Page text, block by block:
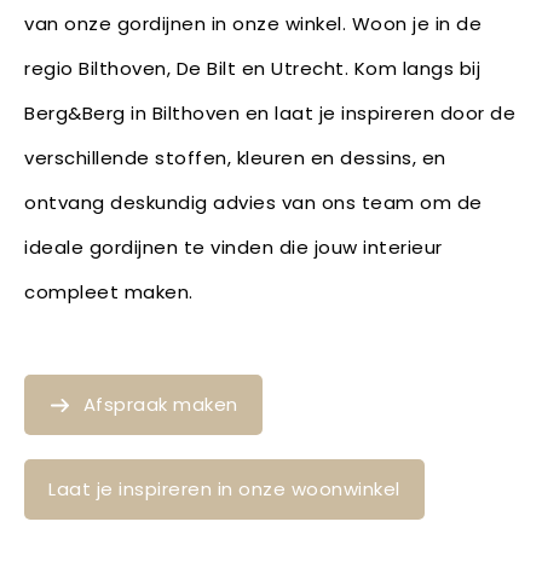
van onze gordijnen in onze winkel. Woon je in de
regio Bilthoven, De Bilt en Utrecht. Kom langs bij
Berg&Berg in Bilthoven en laat je inspireren door de
verschillende stoffen, kleuren en dessins, en
ontvang deskundig advies van ons team om de
ideale gordijnen te vinden die jouw interieur
compleet maken.
Afspraak maken
Laat je inspireren in onze woonwinkel